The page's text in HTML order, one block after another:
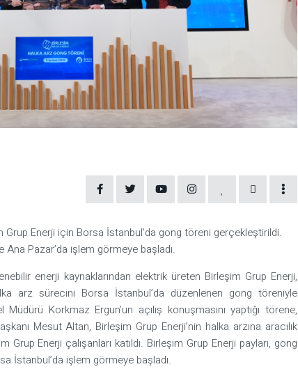
Enerji için Borsa İstanbul’da gong töreni gerçekleştirildi.
Pazar’da işlem görmeye başladı.
enerji kaynaklarından elektrik üreten Birleşim Grup Enerji,
arz sürecini Borsa İstanbul’da düzenlenen gong töreniyle
Korkmaz Ergun’un açılış konuşmasını yaptığı törene,
Mesut Altan, Birleşim Grup Enerji’nin halka arzına aracılık
Enerji çalışanları katıldı. Birleşim Grup Enerji payları, gong
İstanbul’da işlem görmeye başladı.